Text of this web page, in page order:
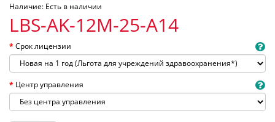
Наличие: Есть в наличии
LBS-AK-12M-25-A14
Срок лицензии
Центр управления